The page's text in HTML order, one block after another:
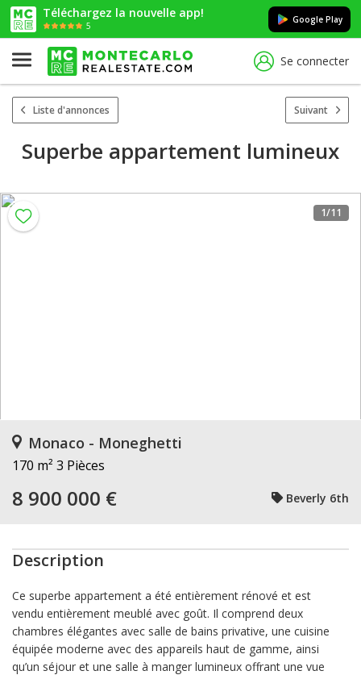
Téléchargez la nouvelle app!
5
Google Play
Se connecter
Liste d'annonces Suivant
Superbe appartement lumineux
1/11
Monaco - Moneghetti
170 m² 3 Pièces
8 900 000 € Beverly 6th
Description
Ce superbe appartement a été entièrement rénové et est
vendu entièrement meublé avec goût. Il comprend deux
chambres élégantes avec salle de bains privative, une cuisine
équipée moderne avec des appareils haut de gamme, ainsi
qu’un séjour et une salle à manger lumineux offrant une vue